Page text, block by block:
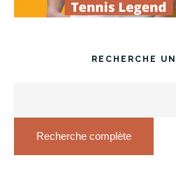
RECHERCHE
Recherche complète